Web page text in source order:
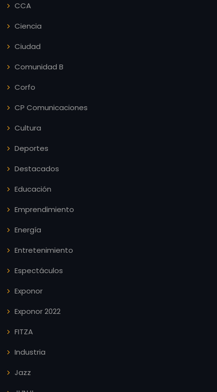
CCA
Ciencia
Ciudad
Comunidad B
Corfo
CP Comunicaciones
Cultura
Deportes
Destacados
Educación
Emprendimiento
Energía
Entretenimiento
Espectáculos
Exponor
Exponor 2022
FITZA
Industria
Jazz